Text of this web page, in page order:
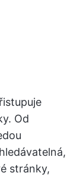
Od
stránky,